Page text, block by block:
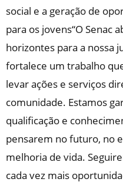
social e a geração de
para os jovens“O Senac
horizontes para a nossa
fortalece um trabalho
levar ações e serviços
comunidade. Estamos
qualificação e
pensarem no futuro, no
melhoria de vida.
cada vez mais